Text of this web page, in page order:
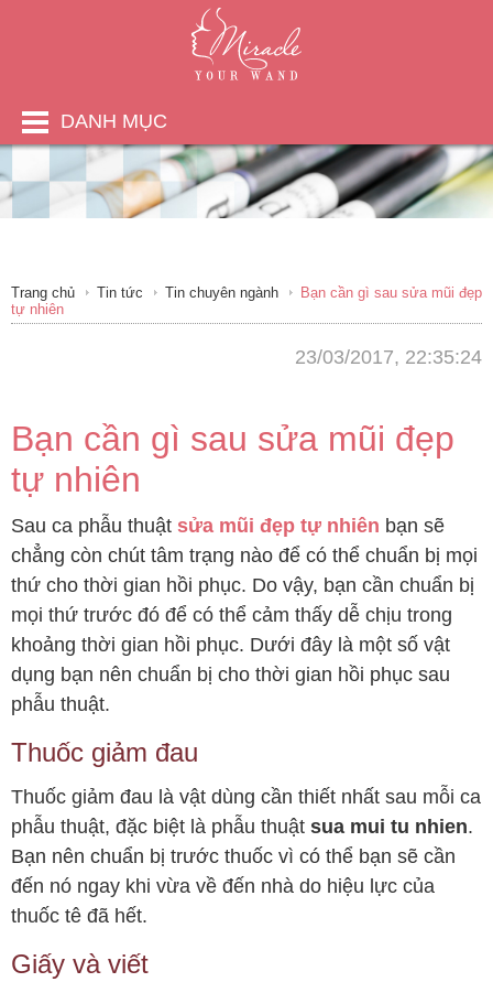
DANH MỤC
Trang chủ Tin tức Tin chuyên ngành
Bạn cần gì sau sửa mũi đẹp
tự nhiên
23/03/2017, 22:35:24
Bạn cần gì sau sửa mũi đẹp
tự nhiên
Sau ca phẫu thuật sửa mũi đẹp tự nhiên bạn sẽ
chẳng còn chút tâm trạng nào để có thể chuẩn bị mọi
thứ cho thời gian hồi phục. Do vậy, bạn cần chuẩn bị
mọi thứ trước đó để có thể cảm thấy dễ chịu trong
khoảng thời gian hồi phục. Dưới đây là một số vật
dụng bạn nên chuẩn bị cho thời gian hồi phục sau
phẫu thuật.
Thuốc giảm đau
Thuốc giảm đau là vật dùng cần thiết nhất sau mỗi ca
phẫu thuật, đặc biệt là phẫu thuật sua mui tu nhien.
Bạn nên chuẩn bị trước thuốc vì có thể bạn sẽ cần
đến nó ngay khi vừa về đến nhà do hiệu lực của
thuốc tê đã hết.
Giấy và viết